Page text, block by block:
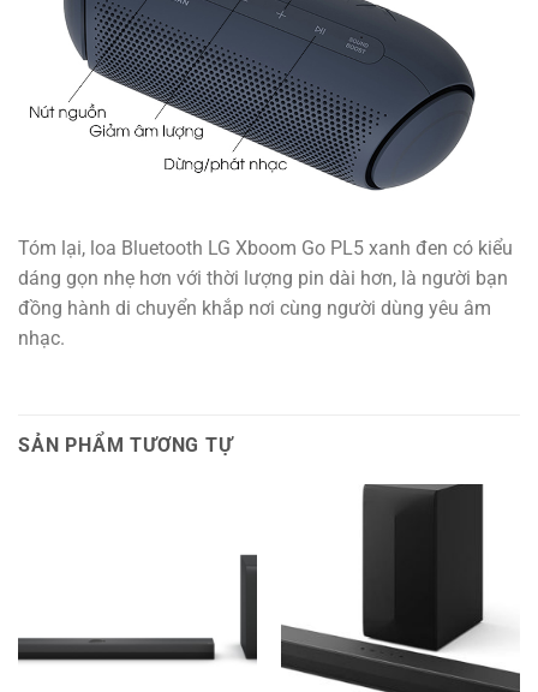
Tóm lại, loa Bluetooth LG Xboom Go PL5 xanh đen có kiểu
dáng gọn nhẹ hơn với thời lượng pin dài hơn, là người bạn
đồng hành di chuyển khắp nơi cùng người dùng yêu âm
nhạc.
SẢN PHẨM TƯƠNG TỰ